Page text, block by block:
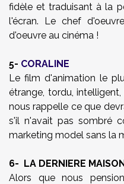
fidèle et traduisant à la
l'écran. Le chef
d'oeuvre au cinéma !
5- CORALINE
Le film d'animation le
étrange, tordu,
nous rappelle ce que
s'il n'avait pas sombré
marketing model sans la
6- LA DERNIERE
Alors que nous